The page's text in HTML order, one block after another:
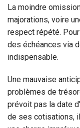
La moindre
majorations, voire
respect répété.
des échéances via
indispensable.
Une mauvaise
problèmes de
prévoit pas la date
de ses cotisations,